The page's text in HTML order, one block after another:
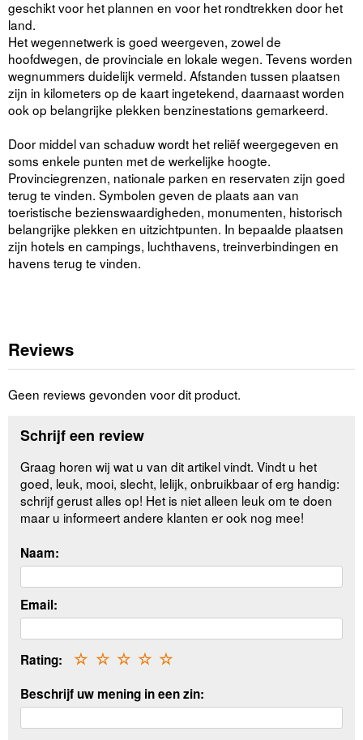
geschikt voor het plannen en voor het rondtrekken door het
land.
Het wegennetwerk is goed weergeven, zowel de
hoofdwegen, de provinciale en lokale wegen. Tevens worden
wegnummers duidelijk vermeld. Afstanden tussen plaatsen
zijn in kilometers op de kaart ingetekend, daarnaast worden
ook op belangrijke plekken benzinestations gemarkeerd.
Door middel van schaduw wordt het reliëf weergegeven en
soms enkele punten met de werkelijke hoogte.
Provinciegrenzen, nationale parken en reservaten zijn goed
terug te vinden. Symbolen geven de plaats aan van
toeristische bezienswaardigheden, monumenten, historisch
belangrijke plekken en uitzichtpunten. In bepaalde plaatsen
zijn hotels en campings, luchthavens, treinverbindingen en
havens terug te vinden.
Reviews
Geen reviews gevonden voor dit product.
Schrijf een review
Graag horen wij wat u van dit artikel vindt. Vindt u het
goed, leuk, mooi, slecht, lelijk, onbruikbaar of erg handig:
schrijf gerust alles op! Het is niet alleen leuk om te doen
maar u informeert andere klanten er ook nog mee!
Naam:
Email:
Rating: ☆
☆
☆
☆
☆
Beschrijf uw mening in een zin: